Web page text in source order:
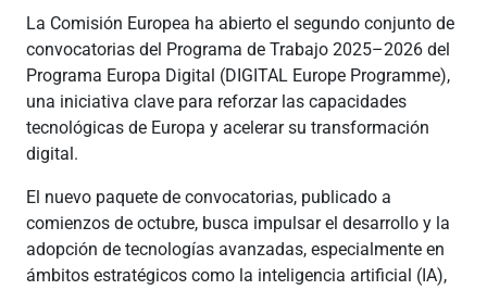
La Comisión Europea ha abierto el segundo conjunto de
convocatorias del Programa de Trabajo 2025–2026 del
Programa Europa Digital (DIGITAL Europe Programme),
una iniciativa clave para reforzar las capacidades
tecnológicas de Europa y acelerar su transformación
digital.
El nuevo paquete de convocatorias, publicado a
comienzos de octubre, busca impulsar el desarrollo y la
adopción de tecnologías avanzadas, especialmente en
ámbitos estratégicos como la inteligencia artificial (IA),